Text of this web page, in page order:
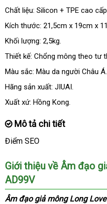
Chất liệu: Silicon + TPE cao
Kích thước: 21,5cm x 19cm x
Khối lượng: 2,5kg.
Thiết kế: Chổng mông theo tư
Màu sắc: Màu da người Châu Á.
Hãng sản xuất: JIUAI.
Xuất xứ: Hồng Kong.
Mô tả chi tiết
Điểm SEO
Giới thiệu về Âm đạo
AD99V
Âm đạo giả mông Long